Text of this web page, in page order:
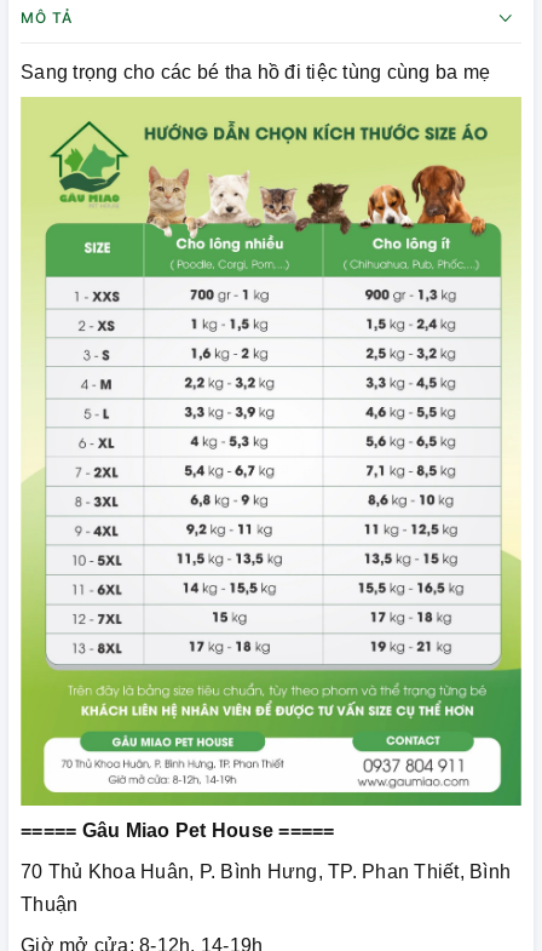
MÔ TẢ
Sang trọng cho các bé tha hồ đi tiệc tùng cùng ba mẹ
===== Gâu Miao Pet House =====
70 Thủ Khoa Huân, P. Bình Hưng, TP. Phan Thiết, Bình
Thuận
Giờ mở cửa: 8-12h, 14-19h